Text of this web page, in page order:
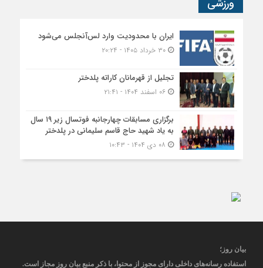
ورزشی
ایران با محدودیت وارد لس‌آنجلس می‌شود
۳۰ خرداد ۱۴۰۵ - ۲۰:۲۴
تجلیل از قهرمانان کاراته پلدختر
۰۶ اسفند ۱۴۰۴ - ۲۱:۴۱
برگزاری مسابقات چهارجانبه فوتسال زیر ۱۹ سال
به یاد شهید حاج قاسم سلیمانی در پلدختر
بیان روز ؛
استفاده رسانه‌های داخلی دارای مجوز از محتوا، با ذکر منبع بیان روز مجاز است.